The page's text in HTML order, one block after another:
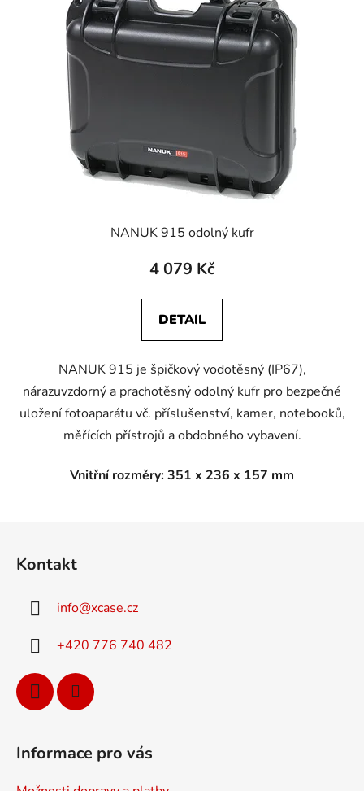
NANUK 915 odolný kufr
4 079 Kč
DETAIL
NANUK 915 je špičkový vodotěsný (IP67),
nárazuvzdorný a prachotěsný odolný kufr pro bezpečné
uložení fotoaparátu vč. příslušenství, kamer, notebooků,
měřících přístrojů a obdobného vybavení.
Vnitřní rozměry: 351 x 236 x 157 mm
Kontakt
info@xcase.cz
+420 776 740 482
Informace pro vás